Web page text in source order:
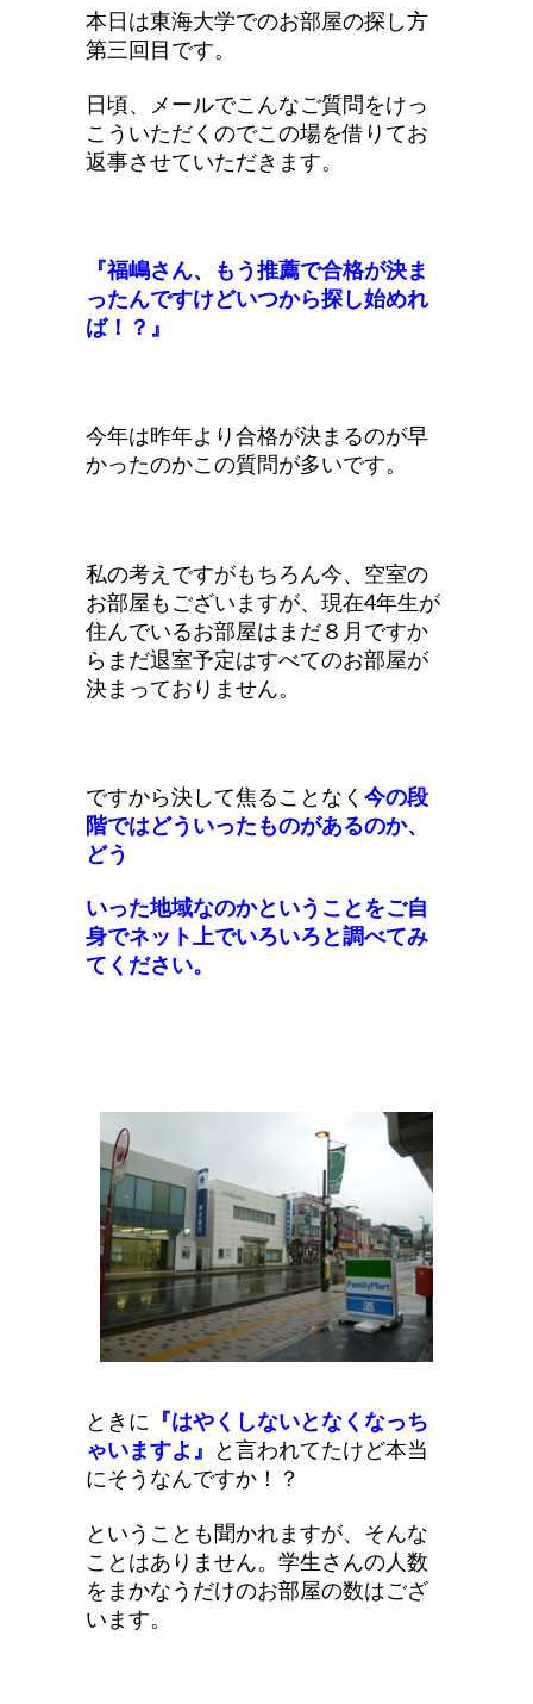
本日は東海大学でのお部屋の探し方
第三回目です。
日頃、メールでこんなご質問をけっ
こういただくのでこの場を借りてお
返事させていただきます。
『福嶋さん、もう推薦で合格が決ま
ったんですけどいつから探し始めれ
ば！？』
今年は昨年より合格が決まるのが早
かったのかこの質問が多いです。
私の考えですがもちろん今、空室の
お部屋もございますが、現在4年生が
住んでいるお部屋はまだ８月ですか
らまだ退室予定はすべてのお部屋が
決まっておりません。
ですから決して焦ることなく 今の段
階ではどういったものがあるのか、
どう
いった地域なのかということをご自
身でネット上でいろいろと調べてみ
てください。
ときに 『はやくしないとなくなっち
ゃいますよ』
と言われてたけど本当
にそうなんですか！？
ということも聞かれますが、そんな
ことはありません。学生さんの人数
をまかなうだけのお部屋の数はござ
います。